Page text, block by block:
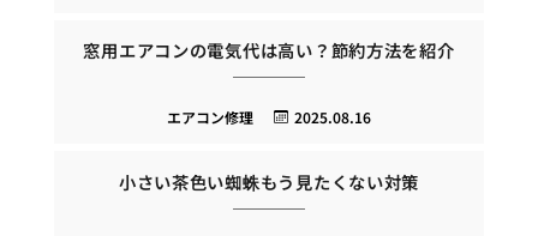
窓用エアコンの電気代は高い？節約方法を紹介
2025.08.16
エアコン修理
小さい茶色い蜘蛛もう見たくない対策